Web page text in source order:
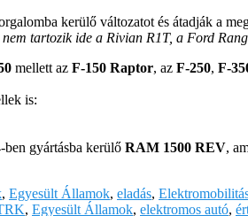
kerülő változatot és átadják a
nem tartozik ide a Rivian R1T, a Ford
mellett az F-150 Raptor, az F-250, F-
is:
ben gyártásba kerülő RAM 1500 REV,
, Egyesült Államok, eladás,
, Egyesült Államok, elektromos autó,